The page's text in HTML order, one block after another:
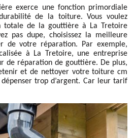
exerce une fonction primordiale
de la toiture. Vous voulez
totale de la gouttière à La Tretoire
pas dupe, choisissez la meilleure
de votre réparation. Par exemple,
à La Tretoire, une entreprise
de réparation de gouttière. De plus,
et de nettoyer votre toiture cm
trop d’argent. Car leur tarif